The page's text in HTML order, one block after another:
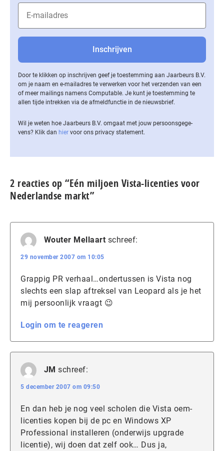
Door te klikken op inschrijven geef je toestemming aan Jaarbeurs B.V.
om je naam en e-mailadres te verwerken voor het verzenden van een
of meer mailings namens Computable. Je kunt je toestemming te
allen tijde intrekken via de af­meld­func­tie in de nieuwsbrief.
Wil je weten hoe Jaarbeurs B.V. omgaat met jouw per­soons­ge­ge­
vens? Klik dan hier voor ons privacy statement.
2 reacties op “Eén miljoen Vista-licenties voor
Nederlandse markt”
Wouter Mellaart schreef:
29 november 2007 om 10:05
Grappig PR verhaal…ondertussen is Vista nog
slechts een slap aftreksel van Leopard als je het
mij persoonlijk vraagt 😉
Login om te reageren
JM schreef:
5 december 2007 om 09:50
En dan heb je nog veel scholen die Vista oem-
licenties kopen bij de pc en Windows XP
Professional installeren (onderwijs upgrade
licentie), wij doen dat zelf ook… Dus ja,